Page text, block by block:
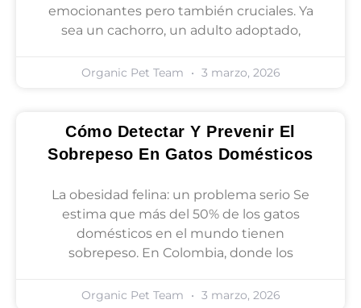
emocionantes pero también cruciales. Ya
sea un cachorro, un adulto adoptado,
Organic Pet Team 3 marzo, 2026
Cómo Detectar Y Prevenir El
Sobrepeso En Gatos Domésticos
La obesidad felina: un problema serio Se
estima que más del 50% de los gatos
domésticos en el mundo tienen
sobrepeso. En Colombia, donde los
Organic Pet Team 3 marzo, 2026